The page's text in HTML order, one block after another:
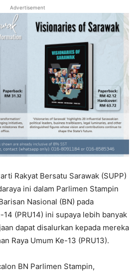
Advertisement
Rakyat Bersatu Sarawak (SUPP)
ini dalam Parlimen Stampin
Nasional (BN) pada
14 (PRU14) ini supaya lebih banyak
dapat disalurkan kepada mereka
Raya Umum Ke-13 (PRU13).
BN Parlimen Stampin,